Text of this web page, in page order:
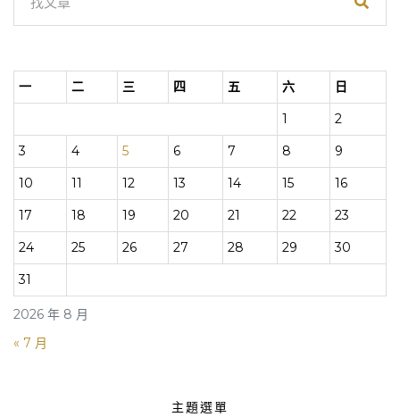
2026 年 8 月
一 二 三 四 五 六
日
1
2
3
4 5 6 7 8
9
10
11 12 13 14 15
16
17
18 19 20 21 22
23
24
25 26 27 28 29
30
31
« 7 月
主題選單